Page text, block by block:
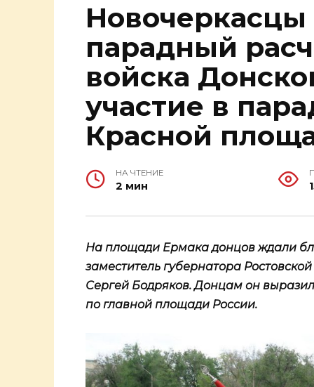
Новочеркасцы
парадный
войска
участие в
Красной
НА ЧТЕНИЕ
2 мин
На площади Ермака донцов ждали
заместитель губернатора
Сергей Бодряков. Донцам он
по главной площади России.